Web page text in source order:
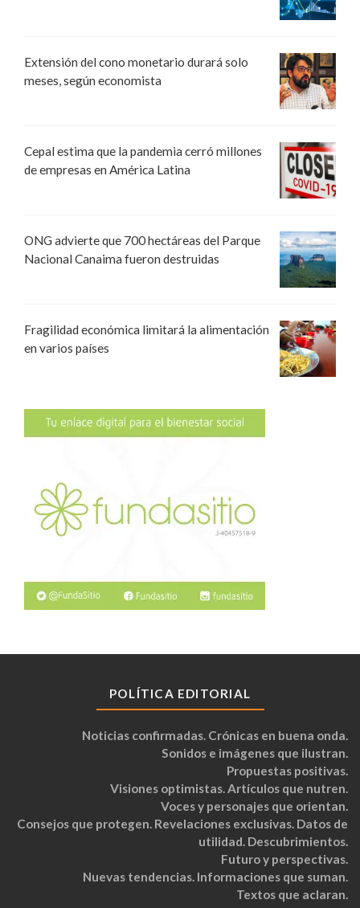
Extensión del cono monetario durará solo
meses, según economista
Cepal estima que la pandemia cerró millones
de empresas en América Latina
ONG advierte que 700 hectáreas del Parque
Nacional Canaima fueron destruidas
Fragilidad económica limitará la alimentación
en varios países
POLÍTICA EDITORIAL
Noticias confirmadas. Crónicas en buena onda.
Sonidos e imágenes que ilustran.
Propuestas positivas.
Visiones optimistas. Artículos que nutren.
Voces y personajes que orientan.
Consejos que protegen. Revelaciones exclusivas. Datos de
utilidad. Descubrimientos.
Futuro y perspectivas.
Nuevas tendencias. Informaciones que suman.
Textos que aclaran.